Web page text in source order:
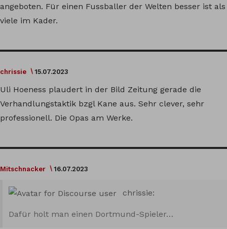
angeboten. Für einen Fussballer der Welten besser ist als
viele im Kader.
chrissie 15.07.2023
Uli Hoeness plaudert in der Bild Zeitung gerade die
Verhandlungstaktik bzgl Kane aus. Sehr clever, sehr
professionell. Die Opas am Werke.
Mitschnacker 16.07.2023
chrissie:
Dafür holt man einen Dortmund-Spieler…